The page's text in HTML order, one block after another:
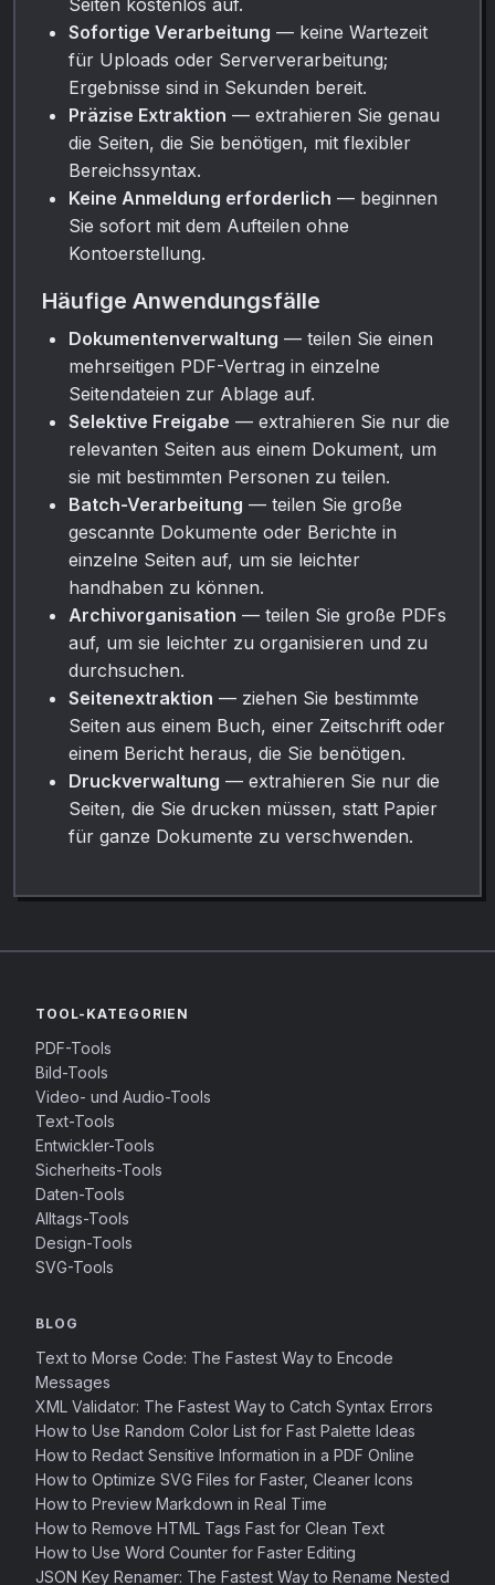
Sofortige Verarbeitung — keine Wartezeit
für Uploads oder Serververarbeitung;
Ergebnisse sind in Sekunden bereit.
Präzise Extraktion — extrahieren Sie genau
die Seiten, die Sie benötigen, mit flexibler
Bereichssyntax.
Keine Anmeldung erforderlich — beginnen
Sie sofort mit dem Aufteilen ohne
Kontoerstellung.
Häufige Anwendungsfälle
Dokumentenverwaltung — teilen Sie einen
mehrseitigen PDF-Vertrag in einzelne
Seitendateien zur Ablage auf.
Selektive Freigabe — extrahieren Sie nur die
relevanten Seiten aus einem Dokument, um
sie mit bestimmten Personen zu teilen.
Batch-Verarbeitung — teilen Sie große
gescannte Dokumente oder Berichte in
einzelne Seiten auf, um sie leichter
handhaben zu können.
Archivorganisation — teilen Sie große PDFs
auf, um sie leichter zu organisieren und zu
durchsuchen.
Seitenextraktion — ziehen Sie bestimmte
Seiten aus einem Buch, einer Zeitschrift oder
einem Bericht heraus, die Sie benötigen.
Druckverwaltung — extrahieren Sie nur die
Seiten, die Sie drucken müssen, statt Papier
für ganze Dokumente zu verschwenden.
TOOL-KATEGORIEN
PDF-Tools
Bild-Tools
Video- und Audio-Tools
Text-Tools
Entwickler-Tools
Sicherheits-Tools
Daten-Tools
Alltags-Tools
Design-Tools
SVG-Tools
BLOG
Text to Morse Code: The Fastest Way to Encode
Messages
XML Validator: The Fastest Way to Catch Syntax Errors
How to Use Random Color List for Fast Palette Ideas
How to Redact Sensitive Information in a PDF Online
How to Optimize SVG Files for Faster, Cleaner Icons
How to Preview Markdown in Real Time
How to Remove HTML Tags Fast for Clean Text
How to Use Word Counter for Faster Editing
JSON Key Renamer: The Fastest Way to Rename Nested